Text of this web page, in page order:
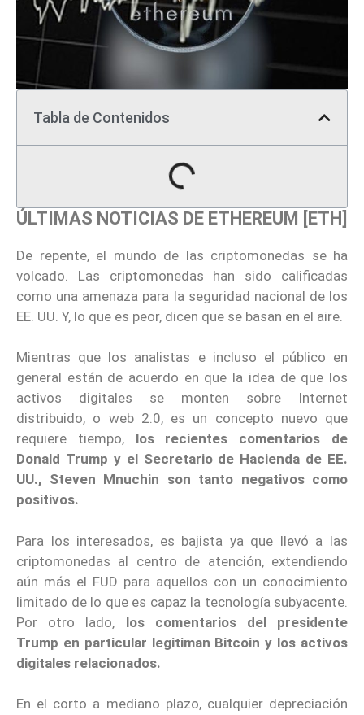
Tabla de Contenidos
ÚLTIMAS NOTICIAS DE ETHEREUM [ETH]
De repente, el mundo de las criptomonedas se ha
volcado. Las criptomonedas han sido calificadas
como una amenaza para la seguridad nacional de los
EE. UU. Y, lo que es peor, dicen que se basan en el aire.
Mientras que los analistas e incluso el público en
general están de acuerdo en que la idea de que los
activos digitales se monten sobre Internet
distribuido, o web 2.0, es un concepto nuevo que
requiere tiempo, los recientes comentarios de
Donald Trump y el Secretario de Hacienda de EE.
UU., Steven Mnuchin son tanto negativos como
positivos.
Para los interesados, es bajista ya que llevó a las
criptomonedas al centro de atención, extendiendo
aún más el FUD para aquellos con un conocimiento
limitado de lo que es capaz la tecnología subyacente.
Por otro lado, los comentarios del presidente
Trump en particular legitiman Bitcoin y los activos
digitales relacionados.
En el corto a mediano plazo, cualquier depreciación